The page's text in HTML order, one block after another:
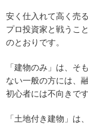
安く仕入れて高く売
プロ投資家と戦うこ
のとおりです。
「建物のみ」は、そ
ない一般の方には、
初心者には不向きです
「土地付き建物」は